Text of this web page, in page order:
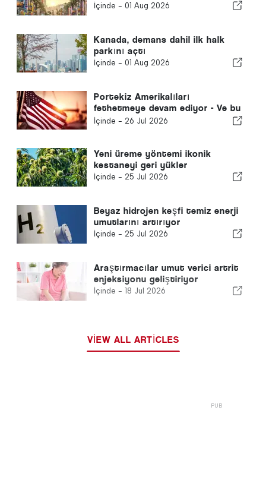
İçinde - 01 Aug 2026
Kanada, demans dahil ilk halk
parkını açtı
İçinde - 01 Aug 2026
Portekiz Amerikalıları
fethetmeye devam ediyor - Ve bu
sadece güneş yüzünden değil
İçinde - 26 Jul 2026
Yeni üreme yöntemi ikonik
kestaneyi geri yükler
İçinde - 25 Jul 2026
Beyaz hidrojen keşfi temiz enerji
umutlarını artırıyor
İçinde - 25 Jul 2026
Araştırmacılar umut verici artrit
enjeksiyonu geliştiriyor
İçinde - 18 Jul 2026
VIEW ALL ARTICLES